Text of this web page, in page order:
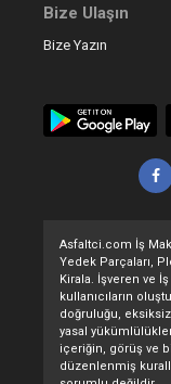
Bize Ulaşın
Bize Yazın
Asfaltci.com İş
Yedek Parçaları,
Kirala. İşveren ve
kullanıcıların
doğruluğu,
yasal
içeriğin, görüş ve
düzenlenmiş